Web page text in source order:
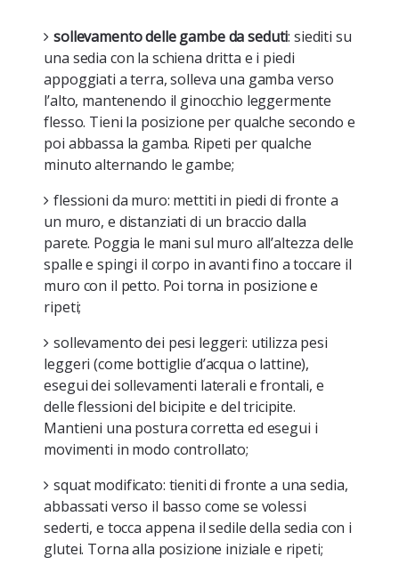
sollevamento delle gambe da seduti: siediti su
una sedia con la schiena dritta e i piedi
appoggiati a terra, solleva una gamba verso
l’alto, mantenendo il ginocchio leggermente
flesso. Tieni la posizione per qualche secondo e
poi abbassa la gamba. Ripeti per qualche
minuto alternando le gambe;
flessioni da muro: mettiti in piedi di fronte a
un muro, e distanziati di un braccio dalla
parete. Poggia le mani sul muro all’altezza delle
spalle e spingi il corpo in avanti fino a toccare il
muro con il petto. Poi torna in posizione e
ripeti;
sollevamento dei pesi leggeri: utilizza pesi
leggeri (come bottiglie d’acqua o lattine),
esegui dei sollevamenti laterali e frontali, e
delle flessioni del bicipite e del tricipite.
Mantieni una postura corretta ed esegui i
movimenti in modo controllato;
squat modificato: tieniti di fronte a una sedia,
abbassati verso il basso come se volessi
sederti, e tocca appena il sedile della sedia con i
glutei. Torna alla posizione iniziale e ripeti;